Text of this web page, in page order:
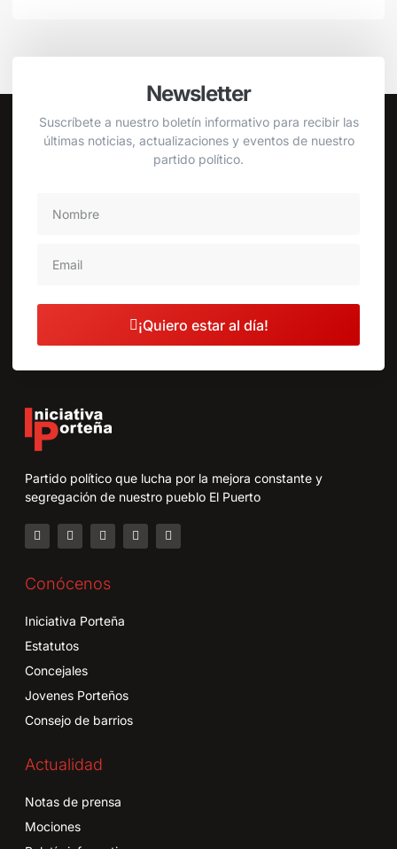
Newsletter
Suscríbete a nuestro boletín informativo para recibir las
últimas noticias, actualizaciones y eventos de nuestro
partido político.
¡Quiero estar al día!
Partido político que lucha por la mejora constante y
segregación de nuestro pueblo El Puerto
Conócenos
Iniciativa Porteña
Estatutos
Concejales
Jovenes Porteños
Consejo de barrios
Actualidad
Notas de prensa
Mociones